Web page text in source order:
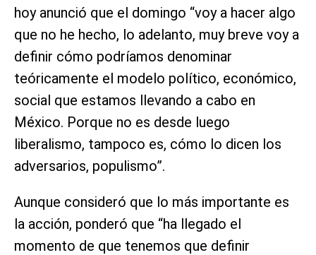
hoy anunció que el domingo “voy a hacer algo
que no he hecho, lo adelanto, muy breve voy a
definir cómo podríamos denominar
teóricamente el modelo político, económico,
social que estamos llevando a cabo en
México. Porque no es desde luego
liberalismo, tampoco es, cómo lo dicen los
adversarios, populismo”.
Aunque consideró que lo más importante es
la acción, ponderó que “ha llegado el
momento de que tenemos que definir